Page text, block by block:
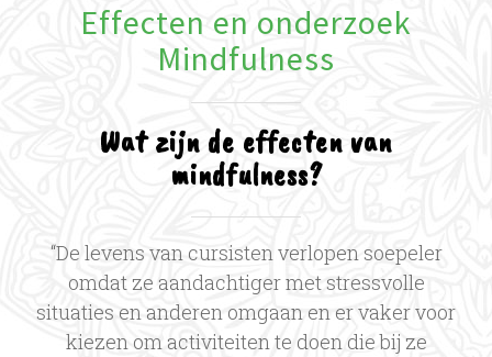
Effecten en onderzoek
Mindfulness
Wat zijn de effecten van
mindfulness?
“De levens van cursisten verlopen soepeler
omdat ze aandachtiger met stressvolle
situaties en anderen omgaan en er vaker voor
kiezen om activiteiten te doen die bij ze